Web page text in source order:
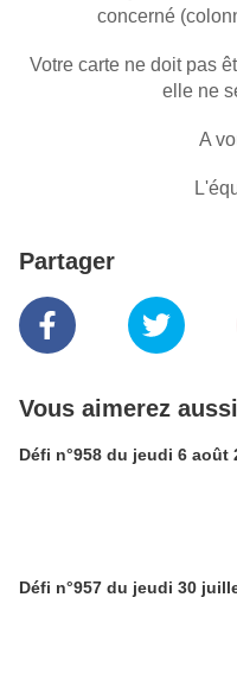
concerné
Votre carte ne doit pas
elle ne
A
Partager
Vous aimerez aussi
Défi n°958 du jeudi 6 août
Défi n°957 du jeudi 30